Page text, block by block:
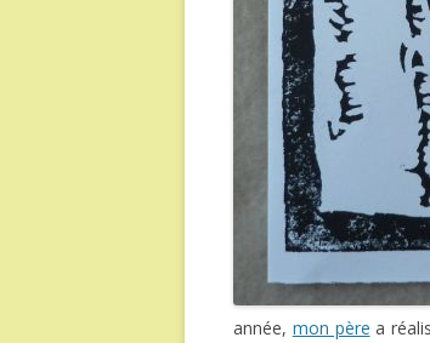
année, mon père a